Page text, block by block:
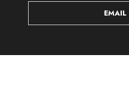
EMAIL